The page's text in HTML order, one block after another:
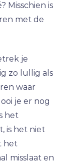
Misschien is
met de
je
zo lullig als
waar
je er nog
het
is het niet
het
misslaat en